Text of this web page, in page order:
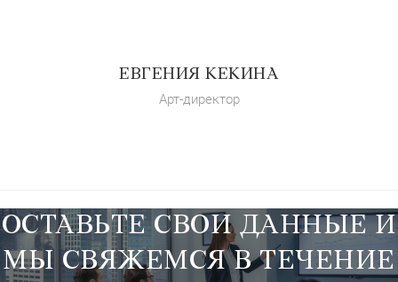
ЕВГЕНИЯ КЕКИНА
Арт-директор
ОСТАВЬТЕ СВОИ ДАННЫЕ И
МЫ СВЯЖЕМСЯ В ТЕЧЕНИЕ